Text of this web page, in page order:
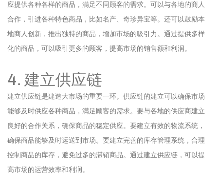
应提供各种各样的商品，满足不同顾客的需求。可以与各地的商人
合作，引进各种特色商品，比如名产、奇珍异宝等。还可以鼓励本
地商人创新，推出独特的商品，增加市场的吸引力。通过提供多样
化的商品，可以吸引更多的顾客，提高市场的销售额和利润。
4. 建立供应链
建立供应链是建造大市场的重要一环。供应链的建立可以确保市场
能够及时供应各种商品，满足顾客的需求。要与各地的供应商建立
良好的合作关系，确保商品的稳定供应。要建立有效的物流系统，
确保商品能够及时运送到市场。要建立完善的库存管理系统，合理
控制商品的库存，避免过多的滞销商品。通过建立供应链，可以提
高市场的运营效率和利润。